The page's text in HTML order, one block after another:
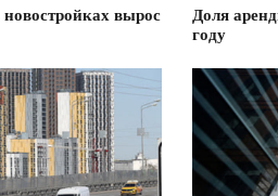
вырос
Доля
году